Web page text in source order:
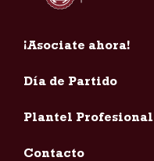
¡Asociate ahora!
Día de Partido
Plantel Profesional
Contacto